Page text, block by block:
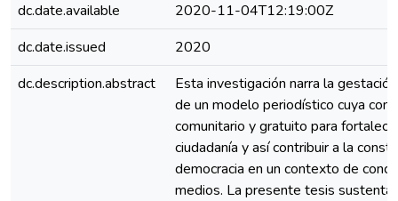
dc.date.available
2020-11-04T12:19:00Z
dc.date.issued
2020
dc.description.abstract
Esta investigación narra la
de un modelo periodístico cuya
comunitario y gratuito para
ciudadanía y así contribuir a la
democracia en un contexto de
medios. La presente tesis sustenta